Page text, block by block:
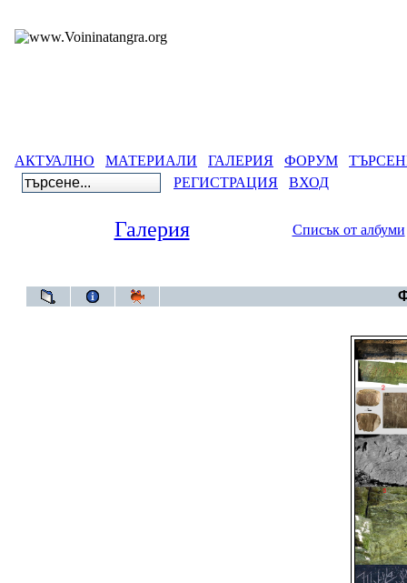
АКТУАЛНО МАТЕРИАЛИ ГАЛЕРИЯ ФОРУМ
РЕГИСТРАЦИЯ
ВХОД
Галерия Списък от албуми